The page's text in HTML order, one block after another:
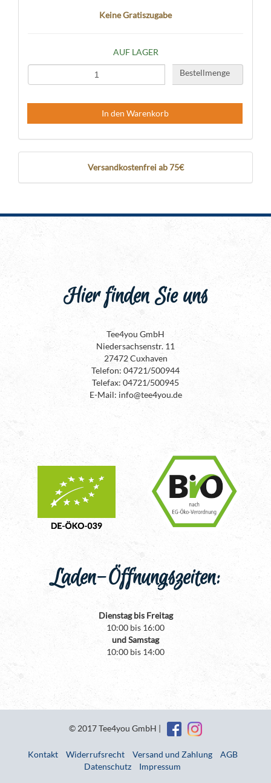
Keine Gratiszugabe
AUF LAGER
Bestellmenge
In den Warenkorb
Versandkostenfrei ab 75€
Hier finden Sie uns
Tee4you GmbH
Niedersachsenstr. 11
27472 Cuxhaven
Telefon: 04721/500944
Telefax: 04721/500945
E-Mail: info@tee4you.de
Laden-Öffnungszeiten:
Dienstag bis Freitag
10:00 bis 16:00
und Samstag
10:00 bis 14:00
© 2017 Tee4you GmbH |
Kontakt Widerrufsrecht Versand und Zahlung
AGB
Datenschutz
Impressum